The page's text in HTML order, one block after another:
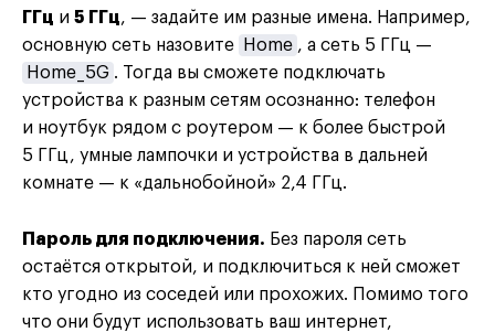
ГГц и 5 ГГц, — задайте им разные имена. Например,
основную сеть назовите
Home , а сеть 5 ГГц —
Home_5G . Тогда вы сможете подключать
устройства к разным сетям осознанно: телефон
и ноутбук рядом с роутером — к более быстрой
5 ГГц, умные лампочки и устройства в дальней
комнате — к «дальнобойной» 2,4 ГГц.
Пароль для подключения. Без пароля сеть
остаётся открытой, и подключиться к ней сможет
кто угодно из соседей или прохожих. Помимо того
что они будут использовать ваш интернет,